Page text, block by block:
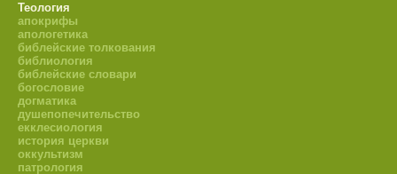
Теология
апокрифы
апологетика
библейские толкования
библиология
библейские словари
богословие
догматика
душепопечительство
екклесиология
история церкви
оккультизм
патрология